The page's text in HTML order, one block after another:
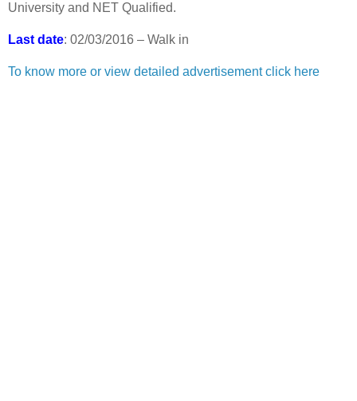
University and NET Qualified.
Last date: 02/03/2016 – Walk in
To know more or view detailed advertisement click here